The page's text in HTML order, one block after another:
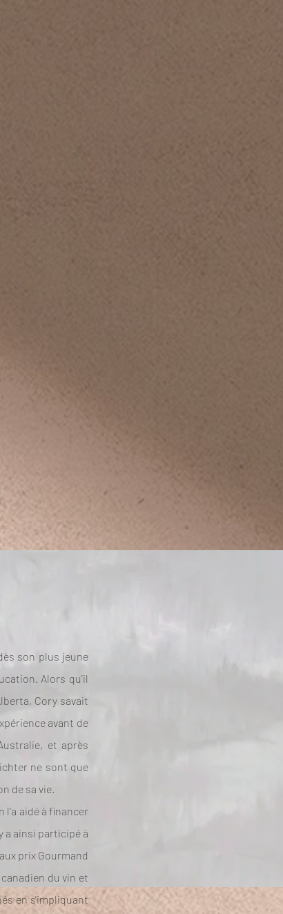
son plus jeune
Alors qu'il
Cory savait
avant de
et après
ne sont que
de sa vie.
l'a aidé à financer
a ainsi participé à
prix Gourmand
du vin et
en s'impliquant